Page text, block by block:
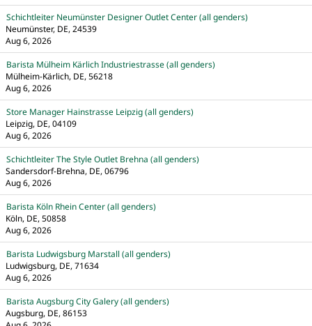
Schichtleiter Neumünster Designer Outlet Center (all genders)
Neumünster, DE, 24539
Aug 6, 2026
Barista Mülheim Kärlich Industriestrasse (all genders)
Mülheim-Kärlich, DE, 56218
Aug 6, 2026
Store Manager Hainstrasse Leipzig (all genders)
Leipzig, DE, 04109
Aug 6, 2026
Schichtleiter The Style Outlet Brehna (all genders)
Sandersdorf-Brehna, DE, 06796
Aug 6, 2026
Barista Köln Rhein Center (all genders)
Köln, DE, 50858
Aug 6, 2026
Barista Ludwigsburg Marstall (all genders)
Ludwigsburg, DE, 71634
Aug 6, 2026
Barista Augsburg City Galery (all genders)
Augsburg, DE, 86153